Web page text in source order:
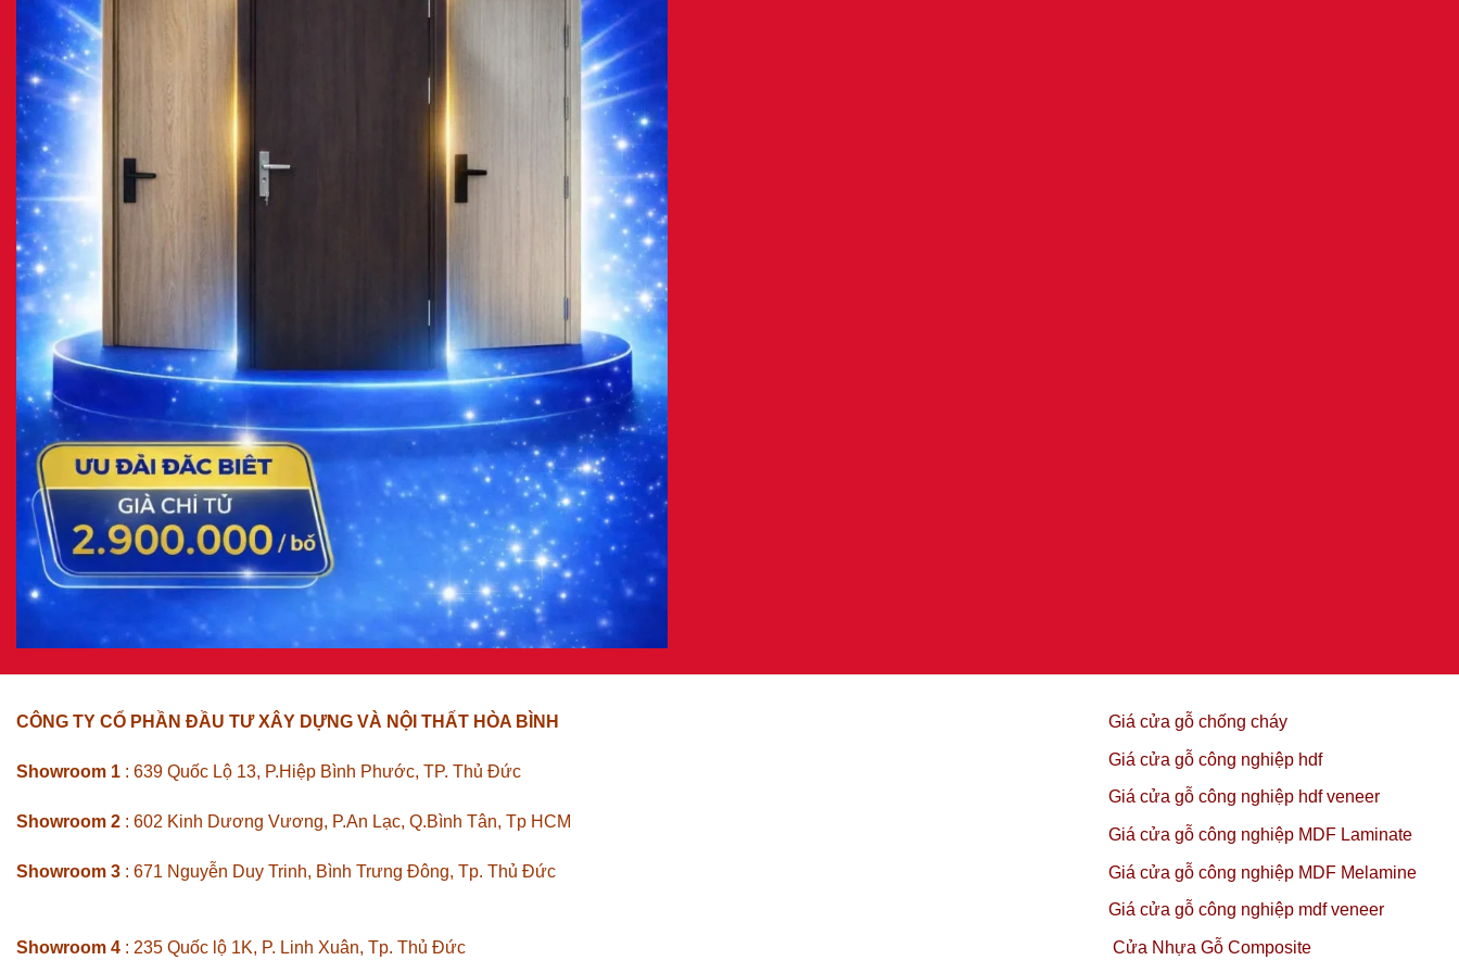
CÔNG TY CỔ PHẦN ĐẦU TƯ XÂY DỰNG VÀ NỘI THẤT HÒA BÌNH
Showroom 1 : 639 Quốc Lộ 13, P.Hiệp Bình Phước, TP. Thủ Đức
Showroom 2 : 602 Kinh Dương Vương, P.An Lạc, Q.Bình Tân, Tp HCM
Showroom 3 : 671 Nguyễn Duy Trinh, Bình Trưng Đông, Tp. Thủ Đức
Showroom 4 : 235 Quốc lộ 1K, P. Linh Xuân, Tp. Thủ Đức
Giá cửa gỗ chống cháy
Giá cửa gỗ công nghiệp hdf
Giá cửa gỗ công nghiệp hdf veneer
Giá cửa gỗ công nghiệp MDF Laminate
Giá cửa gỗ công nghiệp MDF Melamine
Giá cửa gỗ công nghiệp mdf veneer
Cửa Nhựa Gỗ Composite